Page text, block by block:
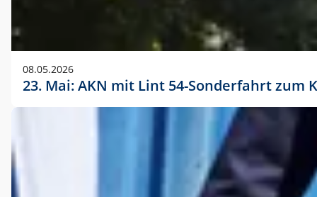
08.05.2026
23. Mai: AKN mit Lint 54-Sonderfahrt